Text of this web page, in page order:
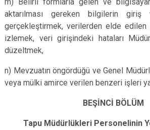
aktarılması gereken bilgilerin
gerçekleştirmek, verilerden elde edilen
izlemek, veri girişindeki hataları
düzeltmek,
n) Mevzuatın öngördüğü ve Genel
veya mülki amirce verilen benzeri işleri
BEŞİNCİ BÖLÜM
Tapu Müdürlükleri Personelinin